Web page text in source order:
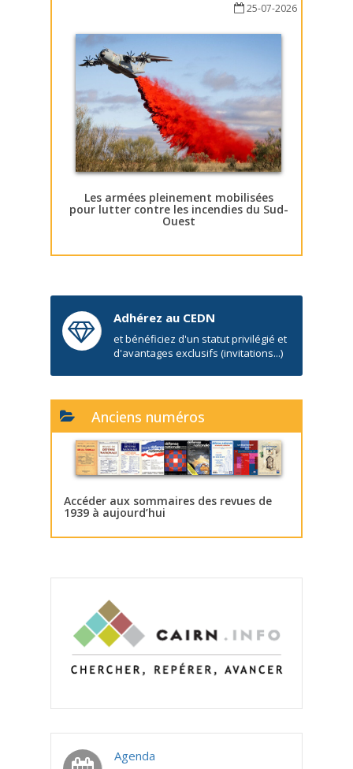
25-07-2026
Les armées pleinement mobilisées
pour lutter contre les incendies du Sud-
Ouest
Adhérez au CEDN
et bénéficiez d'un statut privilégié et
d'avantages exclusifs (invitations...)
Anciens numéros
Accéder aux sommaires des revues de
1939 à aujourd’hui
Agenda